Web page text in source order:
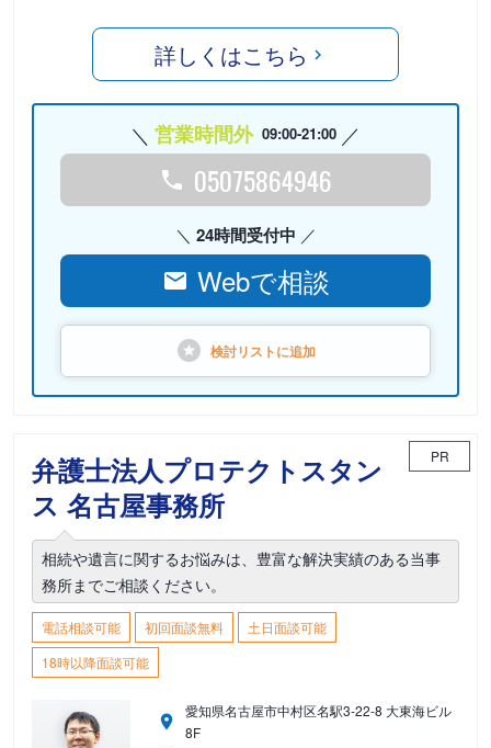
詳しくはこちら
営業時間外 09:00-21:00
05075864946
24時間受付中
Webで相談
検討リストに追加
弁護士法人プロテクトスタン
ス 名古屋事務所
PR
相続や遺言に関するお悩みは、豊富な解決実績のある当事
務所までご相談ください。
電話相談可能 初回面談無料
土日面談可能
18時以降面談可能
愛知県名古屋市中村区名駅3-22-8 大東海ビル
8F